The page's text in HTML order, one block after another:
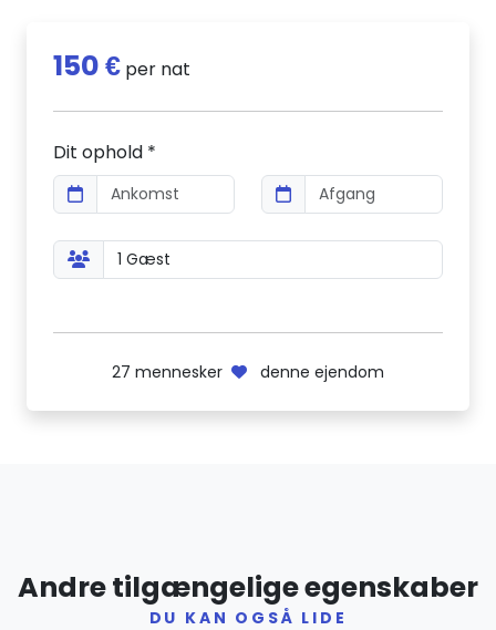
150 € per nat
Dit ophold *
27 mennesker denne ejendom
Andre tilgængelige egenskaber
DU KAN OGSÅ LIDE